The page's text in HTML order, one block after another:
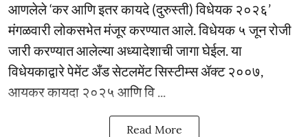
आणलेले ‘कर आणि इतर कायदे (दुरुस्ती) विधेयक २०२६’
मंगळवारी लोकसभेत मंजूर करण्यात आले. विधेयक ५ जून रोजी
जारी करण्यात आलेल्या अध्यादेशाची जागा घेईल. या
विधेयकाद्वारे पेमेंट अँड सेटलमेंट सिस्टीम्स ॲक्ट २००७,
आयकर कायदा २०२५ आणि वि ...
Read More